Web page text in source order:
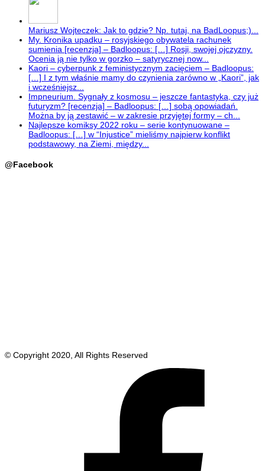
Mariusz Wojteczek: Jak to gdzie? Np. tutaj, na BadLoopus;)...
My. Kronika upadku – rosyjskiego obywatela rachunek
sumienia [recenzja] – Badloopus: […] Rosji, swojej ojczyzny.
Ocenia ją nie tylko w gorzko – satyrycznej now...
Kaori – cyberpunk z feministycznym zacięciem – Badloopus:
[…] I z tym właśnie mamy do czynienia zarówno w „Kaori”, jak
i wcześniejsz...
Impneurium. Sygnały z kosmosu – jeszcze fantastyka, czy już
futuryzm? [recenzja] – Badloopus: […] sobą opowiadań.
Można by ją zestawić – w zakresie przyjętej formy – ch...
Najlepsze komiksy 2022 roku – serie kontynuowane –
Badloopus: […] w “Injustice” mieliśmy najpierw konflikt
podstawowy, na Ziemi, między...
@Facebook
© Copyright 2020, All Rights Reserved